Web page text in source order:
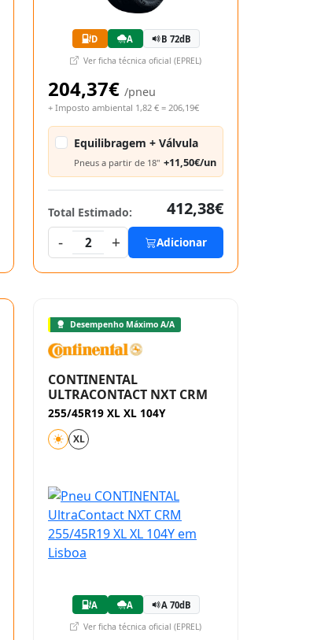
D A B 72dB
Ver ficha técnica oficial (EPREL)
204,37€ /pneu
+ Imposto ambiental 1,82 € = 206,19€
Equilibragem + Válvula
Pneus a partir de 18" +11,50€/un
Total Estimado:
412,38€
-
2 + Adicionar
Desempenho Máximo A/A
CONTINENTAL
ULTRACONTACT NXT CRM
255/45R19 XL XL 104Y
XL
A A A 70dB
Ver ficha técnica oficial (EPREL)